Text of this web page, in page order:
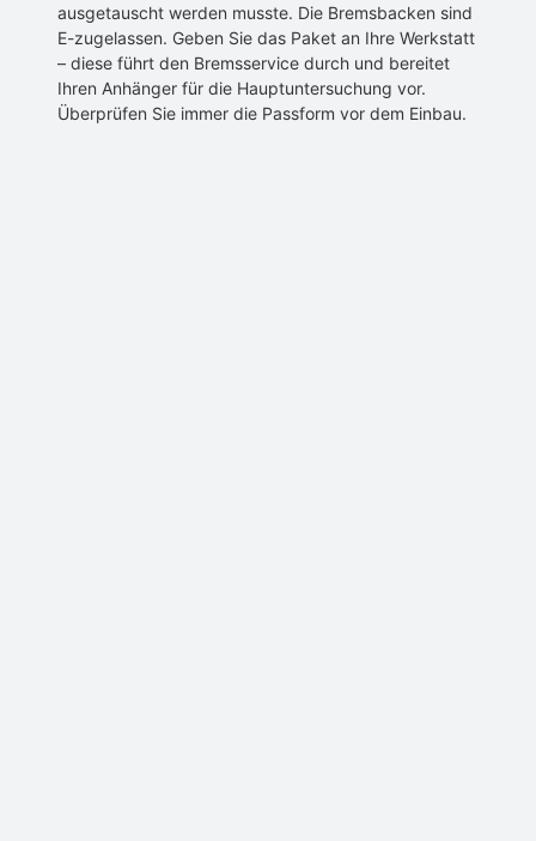
ausgetauscht werden musste. Die Bremsbacken sind
E-zugelassen. Geben Sie das Paket an Ihre Werkstatt
– diese führt den Bremsservice durch und bereitet
Ihren Anhänger für die Hauptuntersuchung vor.
Überprüfen Sie immer die Passform vor dem Einbau.